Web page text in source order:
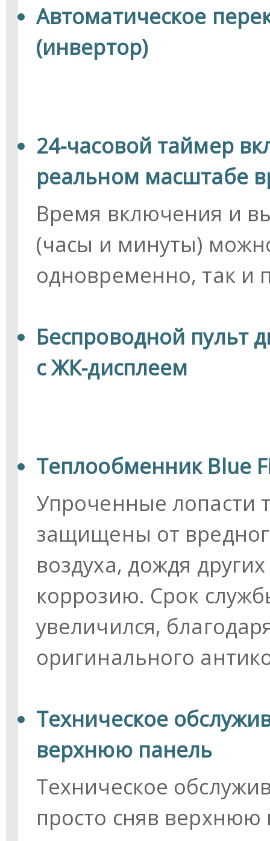
Автоматическое
(инвертор)
24-часовой таймер
реальном масштабе
Время включения и
(часы и минуты)
одновременно, так и
Беспроводной пульт
с ЖК-дисплеем
Теплообменник Blue
Упроченные лопасти
защищены от
воздуха, дождя
коррозию. Срок
увеличился,
оригинального
Техническое
верхнюю панель
Техническое
просто сняв верхнюю